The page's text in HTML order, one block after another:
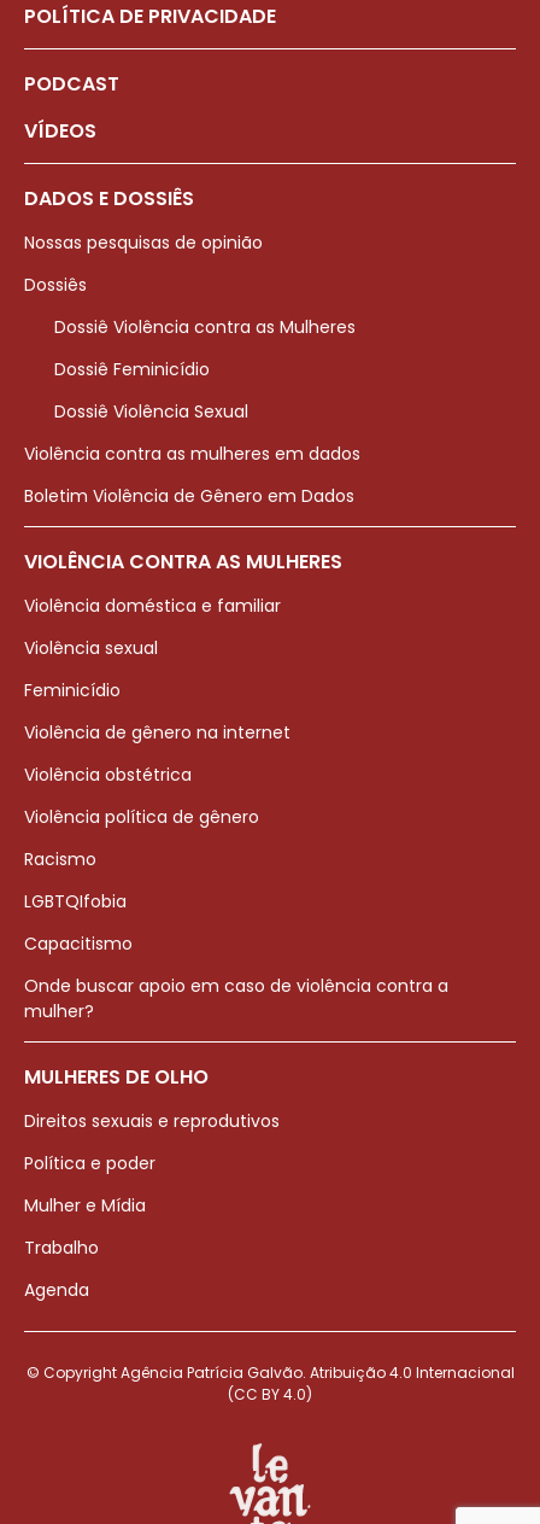
POLÍTICA DE PRIVACIDADE
PODCAST
VÍDEOS
DADOS E DOSSIÊS
Nossas pesquisas de opinião
Dossiês
Dossiê Violência contra as Mulheres
Dossiê Feminicídio
Dossiê Violência Sexual
Violência contra as mulheres em dados
Boletim Violência de Gênero em Dados
VIOLÊNCIA CONTRA AS MULHERES
Violência doméstica e familiar
Violência sexual
Feminicídio
Violência de gênero na internet
Violência obstétrica
Violência política de gênero
Racismo
LGBTQIfobia
Capacitismo
Onde buscar apoio em caso de violência contra a
mulher?
MULHERES DE OLHO
Direitos sexuais e reprodutivos
Política e poder
Mulher e Mídia
Trabalho
Agenda
© Copyright Agência Patrícia Galvão. Atribuição 4.0 Internacional
(CC BY 4.0)